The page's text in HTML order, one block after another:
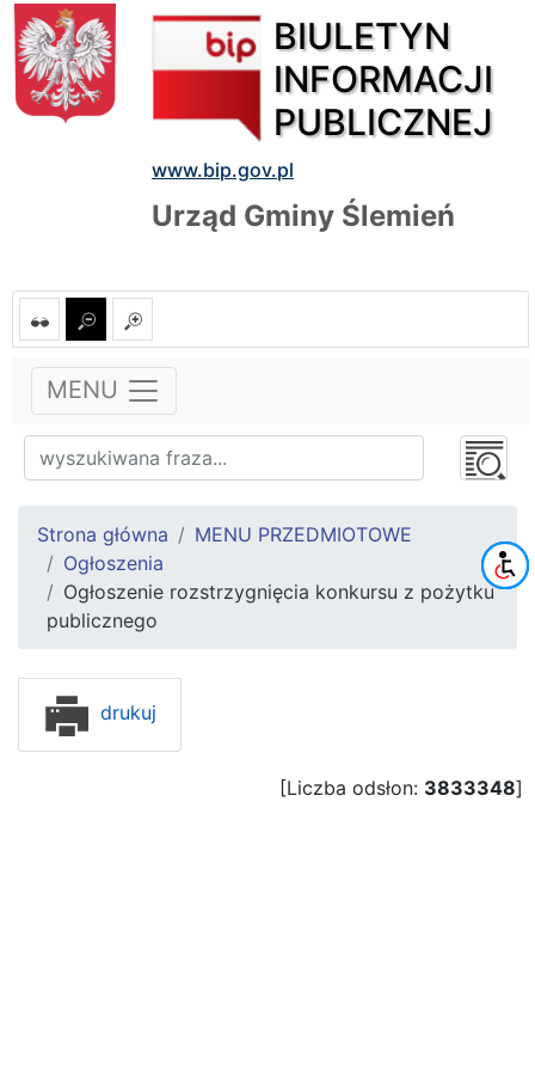
BIULETYN
INFORMACJI
PUBLICZNEJ
www.bip.gov.pl
Urząd Gminy Ślemień
MENU
Strona główna
MENU PRZEDMIOTOWE
Ogłoszenia
Ogłoszenie rozstrzygnięcia konkursu z pożytku
publicznego
drukuj
[Liczba odsłon: 3833348]